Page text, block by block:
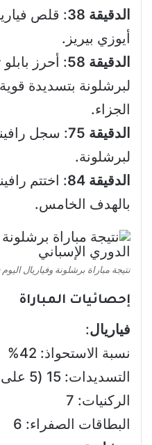
الدقيقة 38
: قلص
أيوزي بيريز.
الدقيقة 58
: أحرز
لبرشلونة بتسديدة
الجزاء.
الدقيقة 75
: سجل
لبرشلونة.
الدقيقة 84
: اختتم
بالهدف الخامس.
نتيجة مباراة برشلونة وفياريال
إحصائيات المباراة
فياريال:
نسبة الاستحواذ: 42%
التسديدات: 15 (5 على المرمى)
الركنيات: 7
البطاقات الصفراء: 6